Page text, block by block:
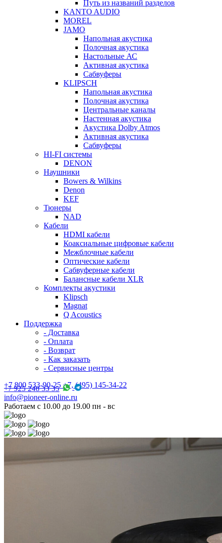
Путь из названий разделов
KANTO AUDIO
MOREL
JAMO
Напольная акустика
Полочная акустика
Настольные АС
Активная акустика
Сабвуферы
KLIPSCH
Напольная акустика
Полочная акустика
Центральные каналы
Настенная акустика
Акустика Dolby Atmos
Активная акустика
Сабвуферы
HI-FI системы
DENON
Наушники
Bowers & Wilkins
Denon
KEF
Тюнеры
NAD
Кабели
HDMI кабели
Коаксиальные цифровые кабели
Межблочные кабели
Оптические кабели
Сабвуферные кабели
Балансные кабели XLR
Комплекты акустики
Klipsch
Magnat
Q Acoustics
Поддержка
- Доставка
- Оплата
- Возврат
- Как заказать
- Сервисные центры
+7 800 533-90-25 +7, (495) 145-34-22
+7 925 248 33 35
info@pioneer-online.ru
Работаем с 10.00 до 19.00 пн - вс